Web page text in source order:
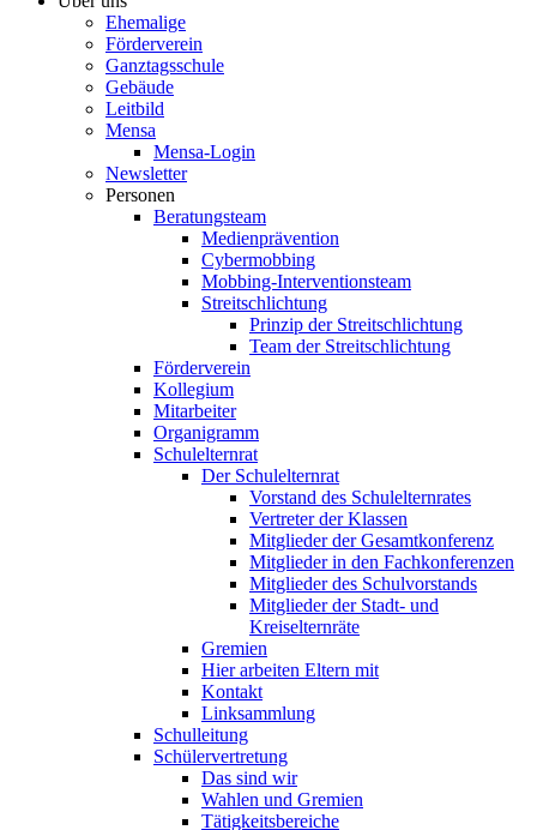
Ehemalige
Förderverein
Ganztagsschule
Gebäude
Leitbild
Mensa
Mensa-Login
Newsletter
Personen
Beratungsteam
Medienprävention
Cybermobbing
Mobbing-Interventionsteam
Streitschlichtung
Prinzip der Streitschlichtung
Team der Streitschlichtung
Förderverein
Kollegium
Mitarbeiter
Organigramm
Schulelternrat
Der Schulelternrat
Vorstand des Schulelternrates
Vertreter der Klassen
Mitglieder der Gesamtkonferenz
Mitglieder in den Fachkonferenzen
Mitglieder des Schulvorstands
Mitglieder der Stadt- und
Kreiselternräte
Gremien
Hier arbeiten Eltern mit
Kontakt
Linksammlung
Schulleitung
Schülervertretung
Das sind wir
Wahlen und Gremien
Tätigkeitsbereiche